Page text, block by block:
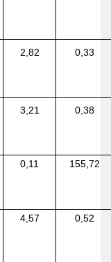
2,82 0,33
3,21 0,38
0,11 155,72
4,57 0,52